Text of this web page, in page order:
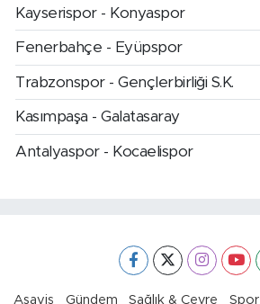
Kayserispor - Konyaspor
Fenerbahçe - Eyüpspor
Trabzonspor - Gençlerbirliği S.K.
Kasımpaşa - Galatasaray
Antalyaspor - Kocaelispor
Asayiş Gündem Sağlık & Çevre Spor